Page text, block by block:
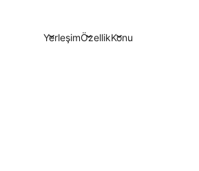
YerleşimÖzellikKonu